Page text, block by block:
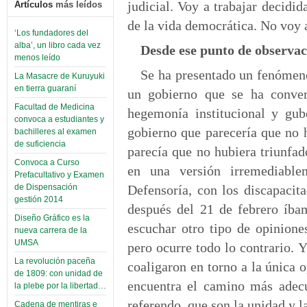
Artículos más leídos
‘Los fundadores del
alba’, un libro cada vez
menos leído
La Masacre de Kuruyuki
en tierra guaraní
Facultad de Medicina
convoca a estudiantes y
bachilleres al examen
de suficiencia
Convoca a Curso
Prefacultativo y Examen
de Dispensación
gestión 2014
Diseño Gráfico es la
nueva carrera de la
UMSA
La revolución paceña
de 1809: con unidad de
la plebe por la libertad…
Cadena de mentiras e
judicial. Voy a trabajar
de la vida democrática. No voy
Desde ese punto de
Se ha presentado un
un gobierno que se ha
hegemonía institucional y
gobierno que parecería que
parecía que no hubiera
en una versión
Defensoría, con los
después del 21 de febrero
escuchar otro tipo de
pero ocurre todo lo contrario.
coaligaron en torno a la única
encuentra el camino más